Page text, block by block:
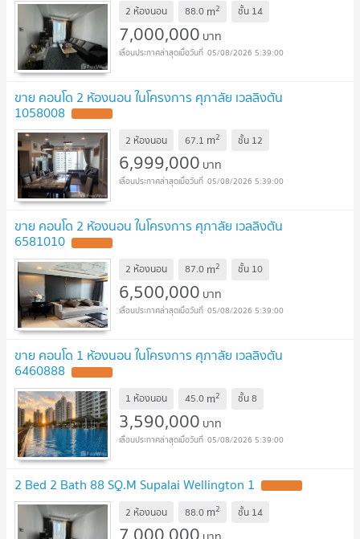
2 ห้องนอน 88.0 m2 ชั้น 14
7,000,000 บาท
05/08/2026 5:39:00
ขาย คอนโด 2 ห้องนอน ในโครงการ ศุภาลัย เวลลิงตัน
1058008
2 ห้องนอน 67.1 m2 ชั้น 12
6,999,000 บาท
05/08/2026 5:39:00
ขาย คอนโด 2 ห้องนอน ในโครงการ ศุภาลัย เวลลิงตัน
6581010
2 ห้องนอน 87.0 m2 ชั้น 10
6,500,000 บาท
05/08/2026 5:39:00
ขาย คอนโด 1 ห้องนอน ในโครงการ ศุภาลัย เวลลิงตัน
6460888
1 ห้องนอน 45.0 m2 ชั้น8
3,590,000 บาท
05/08/2026 5:39:00
2 Bed 2 Bath 88 SQ.M Supalai Wellington 1
2 ห้องนอน 88.0 m2 ชั้น 14